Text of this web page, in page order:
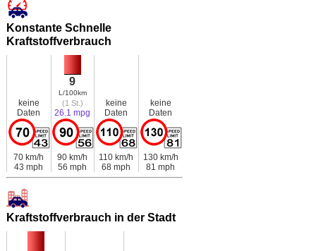
Konstante Schnelle
Kraftstoffverbrauch
keine
Daten
9
L/100km
(1 St.)
26.1 mpg
keine
Daten
keine
Daten
70 km/h
43 mph
90 km/h
56 mph
110 km/h
68 mph
130 km/h
81 mph
Kraftstoffverbrauch in der Stadt